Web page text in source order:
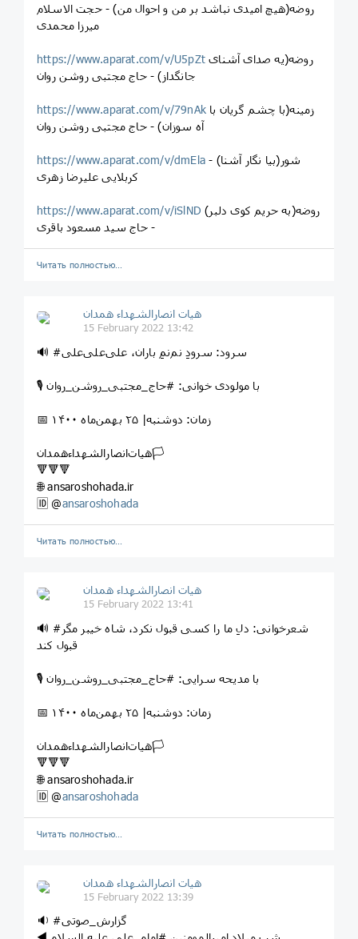
روضه(هیچ امیدی نباشد بر من و احوال من) - حجت الاسلام
میرزا محمدی
https://www.aparat.com/v/U5pZt روضه(یه صدای آشنای
جانگداز) - حاج مجتبی روشن روان
https://www.aparat.com/v/79nAk
آه سوزان) - حاج مجتبی روشن روان
https://www.aparat.com/v/dmEla شور(بیا نگار آشنا) -
کربلایی علیرضا زهری
https://www.aparat.com/v/iSlND روضه(به حریم کوی دلبر)
Читать полностью…
هیات انصارالشهداء همدان
15 February 2022 13:42
🔊 #سرود: سرودِ نم‌نمِ باران، علی‌علی‌علی
🎙 با مولودی خوانی: #حاج_مجتبی_روشن_روان
📅 زمان: دوشنبه| ۲۵ بهمن‌ماه ۱۴۰۰
هیات‌انصارالشهداءهمدان🏳
🔻🔻🔻
🌐 ansaroshohada.ir
🆔 @ansaroshohada
Читать полностью…
هیات انصارالشهداء همدان
15 February 2022 13:41
🔊 #شعرخوانی: دلِ ما را کسی قبول نکرد، شاه خیبر مگر
قبول کند
🎙 با مدیحه سرایی: #حاج_مجتبی_روشن_روان
📅 زمان: دوشنبه| ۲۵ بهمن‌ماه ۱۴۰۰
هیات‌انصارالشهداءهمدان🏳
🔻🔻🔻
🌐 ansaroshohada.ir
🆔 @ansaroshohada
Читать полностью…
هیات انصارالشهداء همدان
15 February 2022 13:39
🔉 #گزارش_صوتی